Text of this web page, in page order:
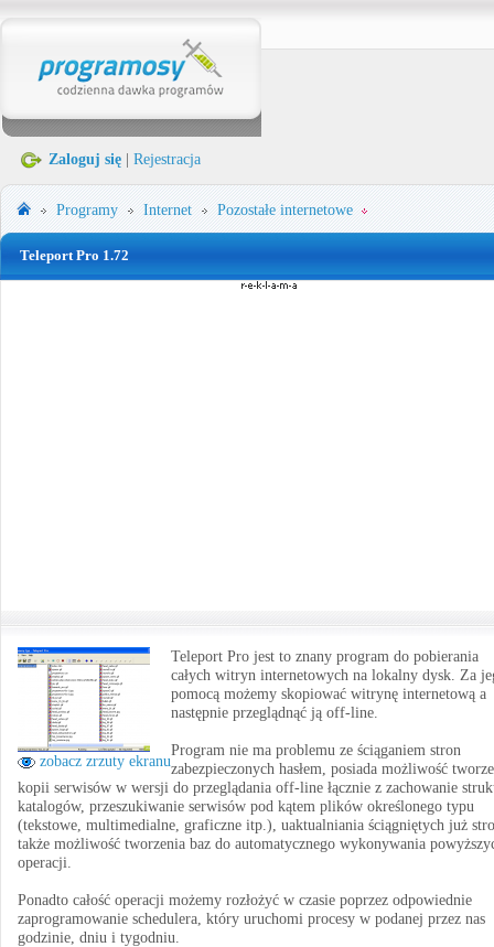
Zaloguj się Rejestracja
Programy Internet Pozostałe internetowe
Teleport Pro 1.72
zobacz zrzuty ekranu
Teleport Pro jest to znany program do pobierania
całych witryn internetowych na lokalny dysk. Za
pomocą możemy skopiować witrynę internetową a
następnie przeglądnąć ją off-line.
Program nie ma problemu ze ściąganiem stron
zabezpieczonych hasłem, posiada możliwość
kopii serwisów w wersji do przeglądania off-line łącznie z zachowanie
katalogów, przeszukiwanie serwisów pod kątem plików określonego typu
(tekstowe, multimedialne, graficzne itp.), uaktualniania ściągniętych już
także możliwość tworzenia baz do automatycznego wykonywania
operacji.
Ponadto całość operacji możemy rozłożyć w czasie poprzez odpowiednie
zaprogramowanie schedulera, który uruchomi procesy w podanej przez nas
godzinie, dniu i tygodniu.